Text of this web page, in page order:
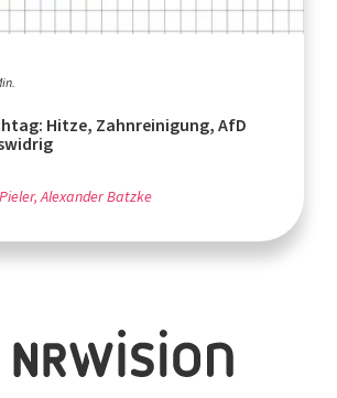
Hitze, Zahnreinigung, AfD
Alexander Batzke